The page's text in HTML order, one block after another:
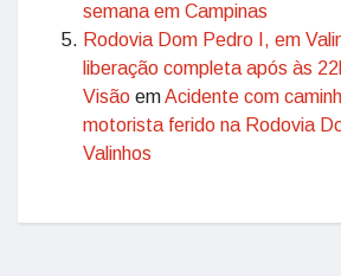
semana em Campinas
Rodovia Dom Pedro I, em
liberação completa após às
Visão emAcidente com
motorista ferido na Rodovia
Valinhos